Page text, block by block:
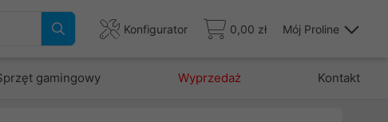
Konfigurator 0,00 zł Mój Proline
gamingowy Wyprzedaż Kontakt